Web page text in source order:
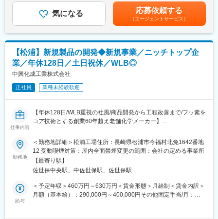
クホルダーや次の世代を担う人たちの幸せに繋がる、そんな社会
の実現を目指します。
◇プロジェクトの進捗具合により止む無く休日出勤をした場合に
は代休を取得頂いています。腰を据えて働ける環境が整っていま
す。
◇社員のスキルアップ支援が手厚いことも魅力。会社が業務上必
要と認める資格については、対象となる資格の取得のために必要
な費用（受験料、受験または更新のための講習会費用、資格（免
許）の登録手続料および更新料）を会社が負担いたします。
変更の範囲：会社の定める業務
■業務詳細：
・有機化合物の合成、構造解析／NMR、IRなど
・無機材料の表面解析、組成解析／SEM、TEM、XRDなど
・各種の理化学試験／HPLC、GCなど
・試作品の配合、塗布、調製、粘度、酸価の評価
・スケールアップ、プロセス設計
※プロジェクト例※
・新エネルギーの開発/・機能性フィルムの開発/・リチウムイオン
二次電池の開発/・有機EL、LED材料の開発/・樹脂、塗装材料の
開発/・遺伝子の抽出、増幅、シークエンス
・リクルートグループのノウハウを活かしたキャリアアップ：生
涯フロント、リーダー、大手メーカーへ進む道の3つの道がござい
ご希望に沿いながら就業先の選定、キャリアを選択できます。
・長期キャリア形成/大手優良企業が主要顧客。社員の成長を第一
に考え、一定規模以上の案件に「長期的」に携わっています。
プロジェクトの平均的な期間は2～3年、長い方で5～6年の場合も
あり、長期案件に携わる中で着実なスキルアップが叶います。ま
た上流工程が多数です。
歳 720万円賃金はあくまでも目安の金額であり、選考を通じて
上下する可能性があります。月給(月額)は固定手当を含めた表記で
す。
気になる 応募依頼する
（エージェントサービス）
【松浦】新規製品の開発◆新規事業／ニッチトップ企
業／年休128日／土日祝休／WLB◎
中興化成工業株式会社
正社員 業種未経験歓迎
仕事内容
【年休128日/WLB重視の社風/商品開発から工程改善まで/フッ素を
コア技術とする創業60年越え老舗化学メーカー】
◆業務概要
新規事業開発センター／技術開発課にて新規製品開発業務をおま
かせいたします。
◆業務詳細
・新事業開発に対する市場調査、分析
・新規製品・商品の開発
勤務地
＜勤務地詳細＞松浦工場住所：長崎県松浦市今福村北免1642番地
12 受動喫煙対策：屋内全面禁煙変更の範囲：会社の定める事業所
【最寄り駅】
佐世保中央駅、中佐世保駅、佐世保駅
給与
＜予定年収＞460万円～630万円＜賃金形態＞月給制＜賃金内訳＞
月額（基本給）：290,000円～400,000円その他固定手当/月：